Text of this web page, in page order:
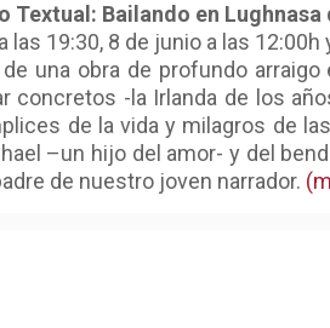
Textual: Bailando en Lughnasa
las 19:30, 8 de junio a las 12:00h
una obra de profundo
concretos -la Irlanda de los
de la vida y milagros de
–un hijo del amor- y del
de nuestro joven narrador.